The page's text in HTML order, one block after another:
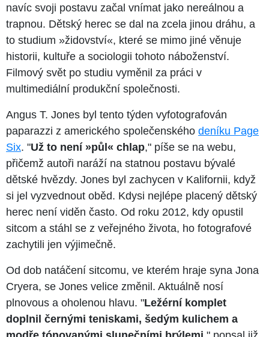
navíc svoji postavu začal vnímat jako nereálnou a
trapnou. Dětský herec se dal na zcela jinou dráhu, a
to studium »židovství«, které se mimo jiné věnuje
historii, kultuře a sociologii tohoto náboženství.
Filmový svět po studiu vyměnil za práci v
multimediální produkční společnosti.
Angus T. Jones byl tento týden vyfotografován
paparazzi z amerického společenského deníku Page
Six. "Už to není »půl« chlap," píše se na webu,
přičemž autoři naráží na statnou postavu bývalé
dětské hvězdy. Jones byl zachycen v Kalifornii, když
si jel vyzvednout oběd. Kdysi nejlépe placený dětský
herec není viděn často. Od roku 2012, kdy opustil
sitcom a stáhl se z veřejného života, ho fotografové
zachytili jen výjimečně.
Od dob natáčení sitcomu, ve kterém hraje syna Jona
Cryera, se Jones velice změnil. Aktuálně nosí
plnovous a oholenou hlavu. "Ležérní komplet
doplnil černými teniskami, šedým kulichem a